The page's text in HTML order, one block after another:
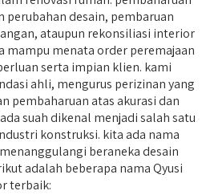
desain, pembaruan
ataupun rekonsiliasi interior
mampu menata order peremajaan
serta impian klien. kami
ahli, mengurus perizinan yang
pembaharuan atas akurasi dan
suah dikenal menjadi salah satu
konstruksi. kita ada nama
beraneka desain
adalah beberapa nama Qyusi
terbaik: